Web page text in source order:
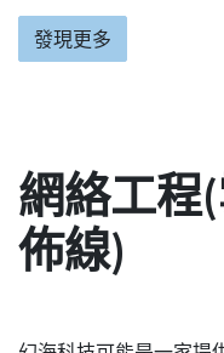
發現更多
網絡工程
佈線)